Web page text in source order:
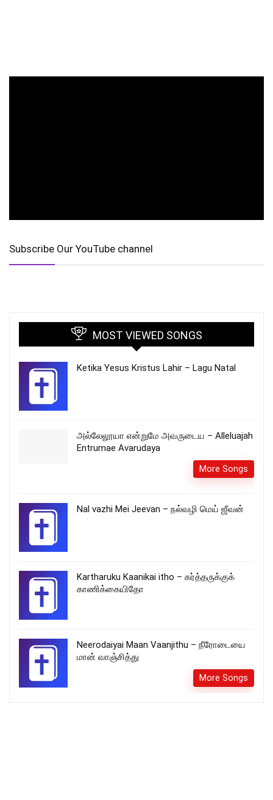
Subscribe Our YouTube channel
MOST VIEWED SONGS
Ketika Yesus Kristus Lahir – Lagu Natal
அல்லேலூயா என்றுமே அவருடைய – Alleluajah
Entrumae Avarudaya
More Songs
Nal vazhi Mei Jeevan – நல்வழி மெய் ஜீவன்
Kartharuku Kaanikai itho – கர்த்தருக்குக்
காணிக்கையிதோ
Neerodaiyai Maan Vaanjithu – நீரோடையை
மான் வாஞ்சித்து
More Songs